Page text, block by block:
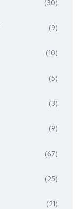
(30)
(9)
(10)
(5)
(3)
(9)
(67)
(25)
(21)